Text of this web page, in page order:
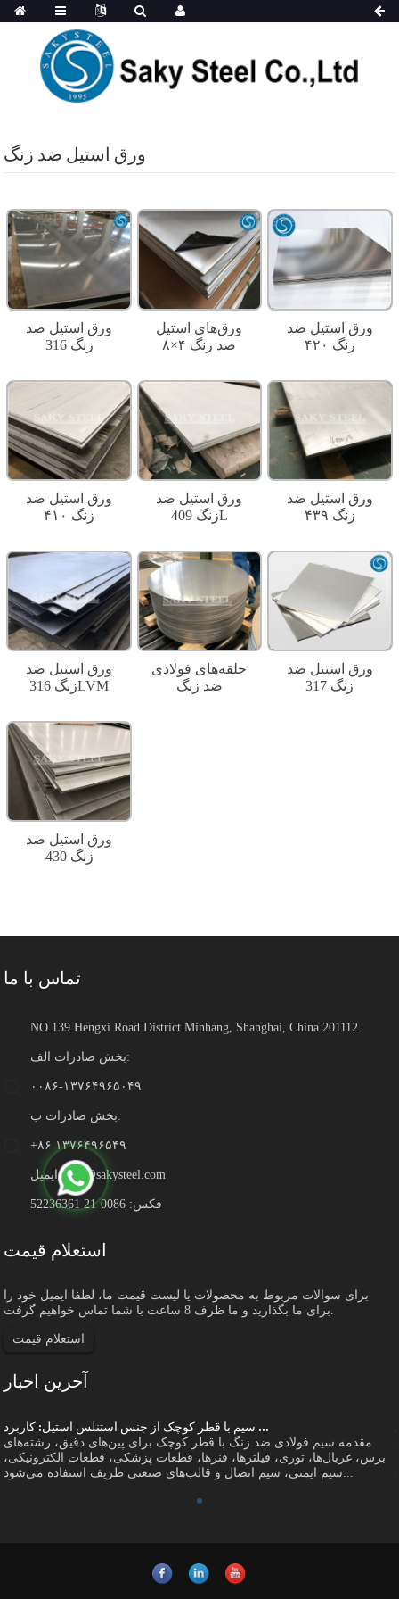
ورق استیل ضد زنگ
ورق استیل ضد
زنگ 316
ورق‌های استیل
ضد زنگ ۴×۸
ورق استیل ضد
زنگ ۴۲۰
ورق استیل ضد
زنگ ۴۱۰
ورق استیل ضد
زنگ 409L
ورق استیل ضد
زنگ ۴۳۹
ورق استیل ضد
زنگ 316LVM
حلقه‌های فولادی
ضد زنگ
ورق استیل ضد
زنگ 317
ورق استیل ضد
زنگ 430
تماس با ما
NO.139 Hengxi Road District Minhang, Shanghai, China 201112
بخش صادرات الف:
۰۰۸۶-۱۳۷۶۴۹۶۵۰۴۹
بخش صادرات ب:
‎+۸۶ ۱۳۷۶۴۹۶۵۴۹‎
ایمیل:sales@sakysteel.com
فکس: 0086-21 52236361
استعلام قیمت
برای سوالات مربوط به محصولات یا لیست قیمت ما، لطفا ایمیل خود را
برای ما بگذارید و ما ظرف 8 ساعت با شما تماس خواهیم گرفت.
استعلام قیمت
آخرین اخبار
سیم با قطر کوچک از جنس استنلس استیل: کاربرد ...
مقدمه سیم فولادی ضد زنگ با قطر کوچک برای پین‌های دقیق، رشته‌های
برس، غربال‌ها، توری، فیلترها، فنرها، قطعات پزشکی، قطعات الکترونیکی،
سیم ایمنی، سیم اتصال و قالب‌های صنعتی ظریف استفاده می‌شود...